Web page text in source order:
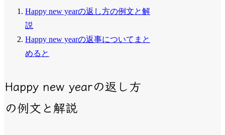
Happy new yearの返し方の例文と解
説
Happy new yearの返事についてまと
めると
Happy new yearの返し方
の例文と解説